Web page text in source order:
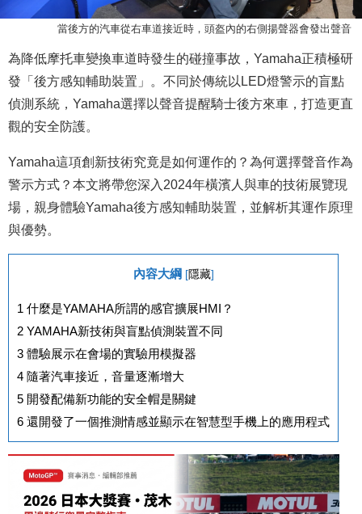
當後方的汽車從右車道接近時，頭盔內的右側揚聲器會發出聲音
為降低摩托車變換車道時發生的碰撞事故，Yamaha正積極研
發「後方感知輔助裝置」。不同於傳統以LED燈警示的盲點
偵測系統，Yamaha選擇以聲音提醒騎士後方來車，打造更直
觀的安全防護。
Yamaha這項創新技術究竟是如何運作的？為何選擇聲音作為
警示方式？本文將帶您深入2024年橫濱人與車的技術展覽現
場，親身體驗Yamaha後方感知輔助裝置，並解析其運作原理
與優勢。
內容大綱 [隱藏]
1 什麼是YAMAHA所謂的感官擴展HMI？
2 YAMAHA新技術與盲點偵測裝置不同
3 體驗展示在會場的實驗用模擬器
4 隨著汽車接近，音量逐漸增大
5 開發配備新功能的安全帽是關鍵
6 還開發了一個推測情感並顯示在智慧型手機上的應用程式